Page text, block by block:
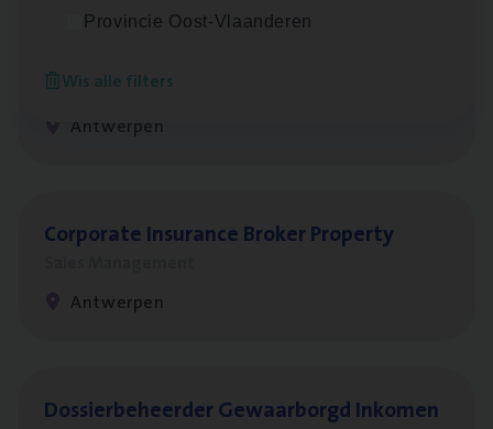
Provincie Oost-Vlaanderen
Wis alle filters
Insurance Operations
Antwerpen
Cor­po­ra­te Insu­ran­ce Bro­ker Property
Antwerpen
Dos­sier­be­heer­der Gewaar­borgd Inkomen